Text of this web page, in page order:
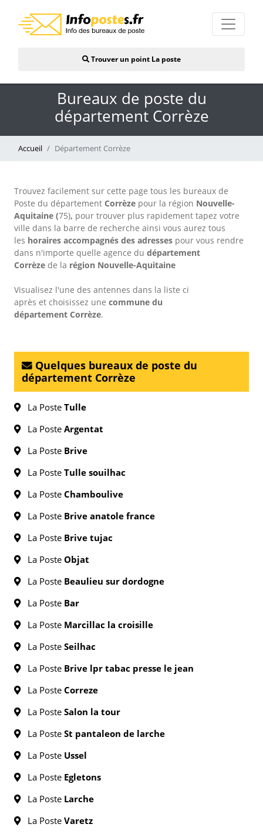
Trouver un point La poste
Bureaux de poste du
département Corrèze
Accueil Département Corrèze
Trouvez facilement sur cette page tous les bureaux de
Poste du département Corrèze pour la région Nouvelle-
Aquitaine (75), pour trouver plus rapidement tapez votre
ville dans la barre de recherche ainsi vous aurez tous
les horaires accompagnés des adresses pour vous rendre
dans n'importe quelle agence du département
Corrèze de la région Nouvelle-Aquitaine
Visualisez l'une des antennes dans la liste ci
après et choisissez une commune du
département Corrèze.
Quelques bureaux de poste du
département Corrèze
La Poste Tulle
La Poste Argentat
La Poste Brive
La Poste Tulle souilhac
La Poste Chamboulive
La Poste Brive anatole france
La Poste Brive tujac
La Poste Objat
La Poste Beaulieu sur dordogne
La Poste Bar
La Poste Marcillac la croisille
La Poste Seilhac
La Poste Brive lpr tabac presse le jean
La Poste Correze
La Poste Salon la tour
La Poste St pantaleon de larche
La Poste Ussel
La Poste Egletons
La Poste Larche
La Poste Varetz